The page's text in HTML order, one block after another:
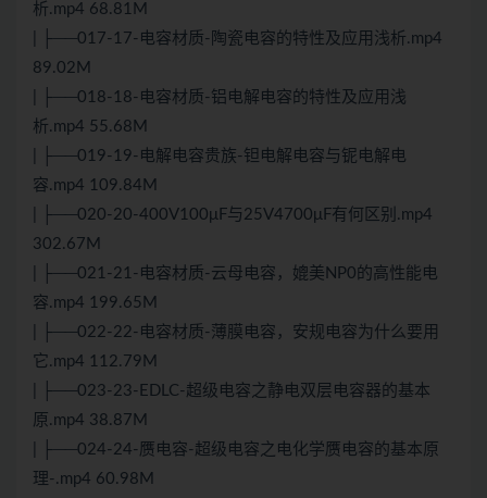
析.mp4 68.81M
| ├──017-17-电容材质-陶瓷电容的特性及应用浅析.mp4
89.02M
| ├──018-18-电容材质-铝电解电容的特性及应用浅
析.mp4 55.68M
| ├──019-19-电解电容贵族-钽电解电容与铌电解电
容.mp4 109.84M
| ├──020-20-400V100μF与25V4700μF有何区别.mp4
302.67M
| ├──021-21-电容材质-云母电容，媲美NP0的高性能电
容.mp4 199.65M
| ├──022-22-电容材质-薄膜电容，安规电容为什么要用
它.mp4 112.79M
| ├──023-23-EDLC-超级电容之静电双层电容器的基本
原.mp4 38.87M
| ├──024-24-赝电容-超级电容之电化学赝电容的基本原
理-.mp4 60.98M